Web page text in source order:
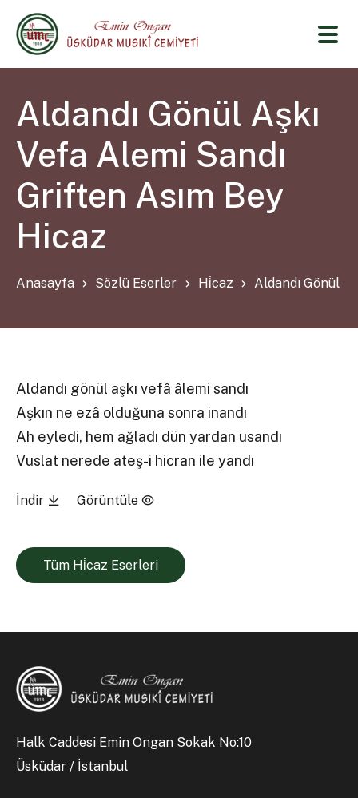
Aldandı Gönül Aşkı
Vefa Alemi Sandı
Griften Asım Bey
Hicaz
Anasayfa Sözlü Eserler Hi̇caz Aldandı Gönül
Aldandı gönül aşkı vefâ âlemi sandı
Aşkın ne ezâ olduğuna sonra inandı
Ah eyledi, hem ağladı dün yardan usandı
Vuslat nerede ateş-i hicran ile yandı
İndir Görüntüle
Tüm Hi̇caz Eserleri
Halk Caddesi Emin Ongan Sokak No:10
Üsküdar / İstanbul